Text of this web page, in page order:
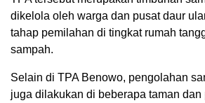
dikelola oleh warga dan pusat daur
tahap pemilahan di tingkat rumah
sampah.
Selain di TPA Benowo, pengolahan
juga dilakukan di beberapa taman dan